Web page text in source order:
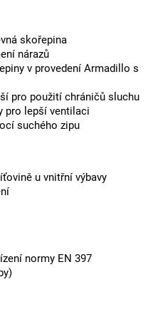
skořepina
nárazů
v provedení Armadillo s
pro použití chráničů sluchu
pro lepší ventilaci
suchého zipu
u vnitřní výbavy
normy EN 397